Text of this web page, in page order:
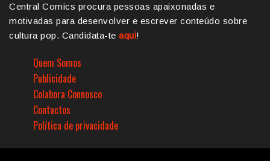
Central Comics procura pessoas apaixonadas e
motivadas para desenvolver e escrever conteúdo sobre
cultura pop. Candidata-te aqui!
Quem Somos
Publicidade
Colabora Connosco
Contactos
Política de privacidade